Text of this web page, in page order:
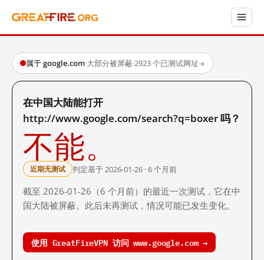
属于 google.com·大部分被屏蔽·2923 个已测试网址→
在中国大陆能打开
http://www.google.com/search?q=boxer 吗？
不能。
近期无测试 判定基于 2026-01-26 · 6 个月前
截至 2026-01-26（6 个月前）的最近一次测试，它在中
国大陆被屏蔽。此后未再测试，情况可能已发生变化。
使用 GreatFireVPN 访问 www.google.com →